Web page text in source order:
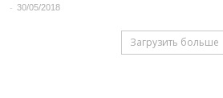
- 30/05/2018
Загрузить больше